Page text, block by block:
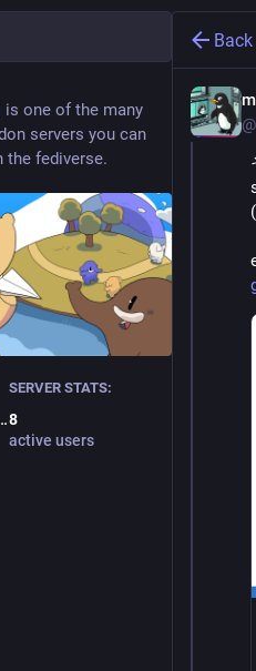
is one of the many
servers you can
the fediverse.
Hirofumi
SERVER STATS:
8
active users
Back